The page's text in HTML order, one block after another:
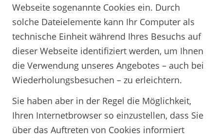
Webseite sogenannte Cookies ein. Durch
solche Dateielemente kann Ihr Computer als
technische Einheit während Ihres Besuchs auf
dieser Webseite identifiziert werden, um Ihnen
die Verwendung unseres Angebotes – auch bei
Wiederholungsbesuchen – zu erleichtern.
Sie haben aber in der Regel die Möglichkeit,
Ihren Internetbrowser so einzustellen, dass Sie
über das Auftreten von Cookies informiert